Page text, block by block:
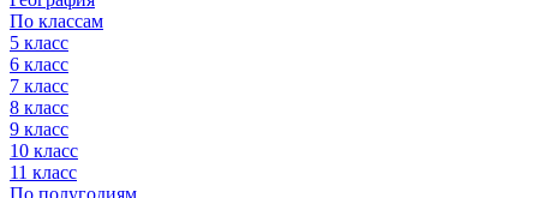
По классам
5 класс
6 класс
7 класс
8 класс
9 класс
10 класс
11 класс
По полугодиям